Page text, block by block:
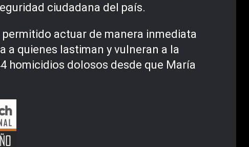
ciudadana del país.
actuar de manera inmediata
a quienes lastiman y vulneran a la
homicidios dolosos desde que María